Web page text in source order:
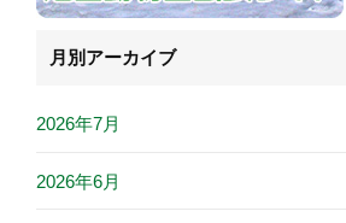
月別アーカイブ
2026年7月
2026年6月